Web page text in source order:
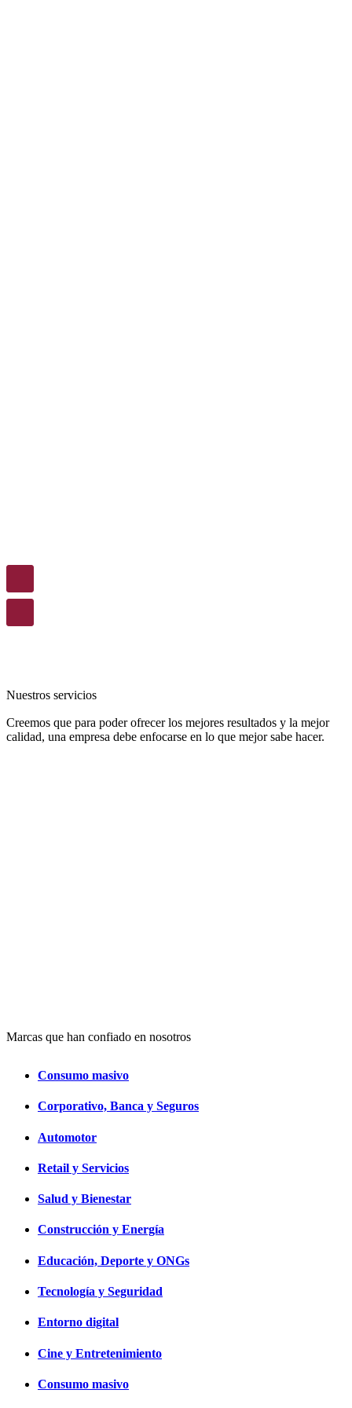
Nuestros servicios
Creemos que para poder ofrecer los mejores resultados y la mejor
calidad, una empresa debe enfocarse en lo que mejor sabe hacer.
Marcas que han confiado en nosotros
Consumo masivo
Corporativo, Banca y Seguros
Automotor
Retail y Servicios
Salud y Bienestar
Construcción y Energía
Educación, Deporte y ONGs
Tecnología y Seguridad
Entorno digital
Cine y Entretenimiento
Consumo masivo